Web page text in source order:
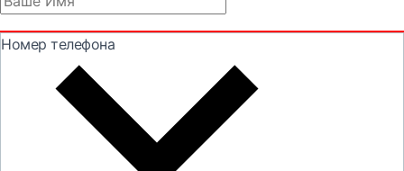
Номер телефона